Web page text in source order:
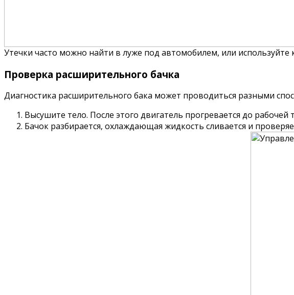
Утечки часто можно найти в луже под автомобилем, или используйте
Проверка расширительного бачка
Диагностика расширительного бака может проводиться разными
Высушите тело. После этого двигатель прогревается до
Бачок разбирается, охлаждающая жидкость сливается и